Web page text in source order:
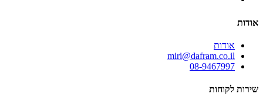
אודות
אודות
miri@dafram.co.il
08-9467997
שירות לקוחות